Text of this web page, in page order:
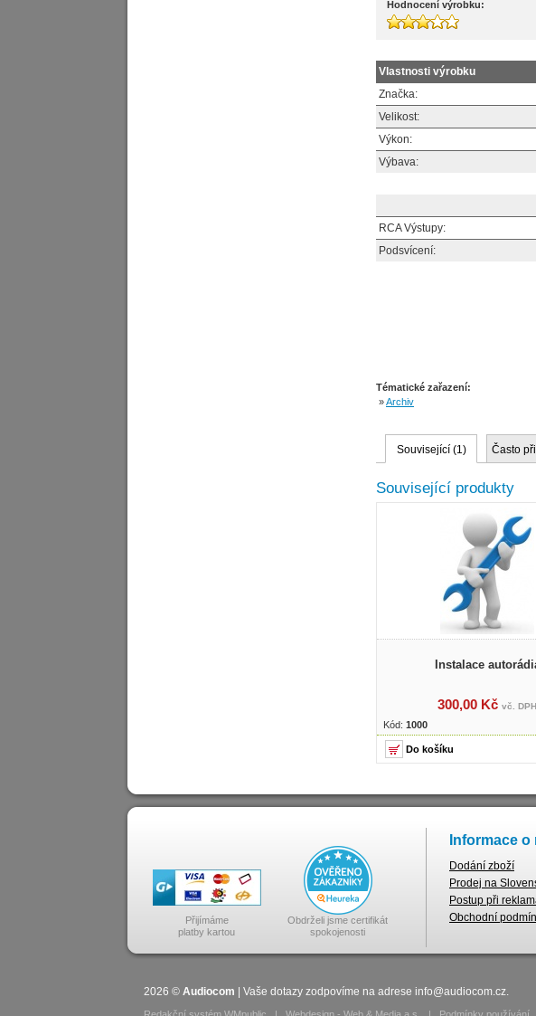
Hodnocení výrobku:
Vlastnosti výrobku
Značka:
Velikost:
Výkon:
Výbava:
RCA Výstupy:
Podsvícení:
Tématické zařazení:
»Archiv
Související (1) Často
Související produkty
Instalace
300,00 Kč vč. DPH
Kód: 1000
Přijímáme
platby kartou
Obdrželi jsme certifikát
spokojenosti
Informace
Dodání zboží
Prodej na
Postup při
Obchodní
2026 © Audiocom | Vaše dotazy zodpovíme na adrese info@audiocom.cz.